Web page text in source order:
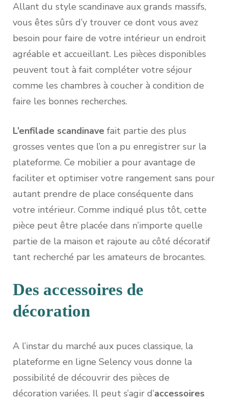
Allant du style scandinave aux grands massifs,
vous êtes sûrs d’y trouver ce dont vous avez
besoin pour faire de votre intérieur un endroit
agréable et accueillant. Les pièces disponibles
peuvent tout à fait compléter votre séjour
comme les chambres à coucher à condition de
faire les bonnes recherches.
L’enfilade scandinave fait partie des plus
grosses ventes que l’on a pu enregistrer sur la
plateforme. Ce mobilier a pour avantage de
faciliter et optimiser votre rangement sans pour
autant prendre de place conséquente dans
votre intérieur. Comme indiqué plus tôt, cette
pièce peut être placée dans n’importe quelle
partie de la maison et rajoute au côté décoratif
tant recherché par les amateurs de brocantes.
Des accessoires de
décoration
A l’instar du marché aux puces classique, la
plateforme en ligne Selency vous donne la
possibilité de découvrir des pièces de
décoration variées. Il peut s’agir d’accessoires